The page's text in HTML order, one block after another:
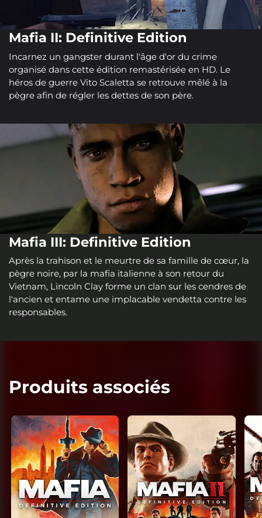
Mafia II: Definitive Edition
Incarnez un gangster durant l'âge d'or du crime
organisé dans cette édition remastérisée en HD. Le
héros de guerre Vito Scaletta se retrouve mêlé à la
pègre afin de régler les dettes de son père.
Mafia III: Definitive Edition
Après la trahison et le meurtre de sa famille de cœur, la
pègre noire, par la mafia italienne à son retour du
Vietnam, Lincoln Clay forme un clan sur les cendres de
l'ancien et entame une implacable vendetta contre les
responsables.
Produits associés